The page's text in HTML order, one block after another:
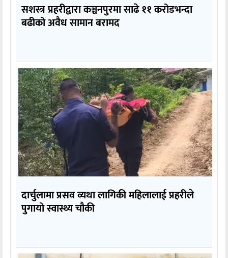
सशस्त्र प्रहरीद्वारा कञ्चनपुरमा साढे ११ करोडभन्दा
बढीको अवैध सामान बरामद
दार्चुलामा प्रसव व्यथा लागिकी महिलालाई प्रहरीले
पुगायो स्वास्थ्य चौकी